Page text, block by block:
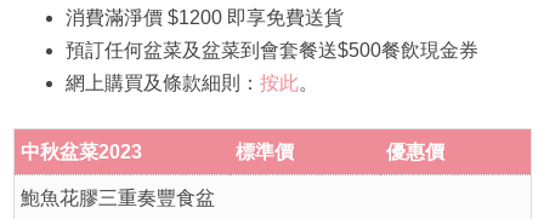
消費滿淨價 $1200 即享免費送貨
預訂任何盆菜及盆菜到會套餐送$500餐飲現金券
網上購買及條款細則： 按此。
中秋盆菜2023 標準價 優惠價
鮑魚花膠三重奏豐食盆